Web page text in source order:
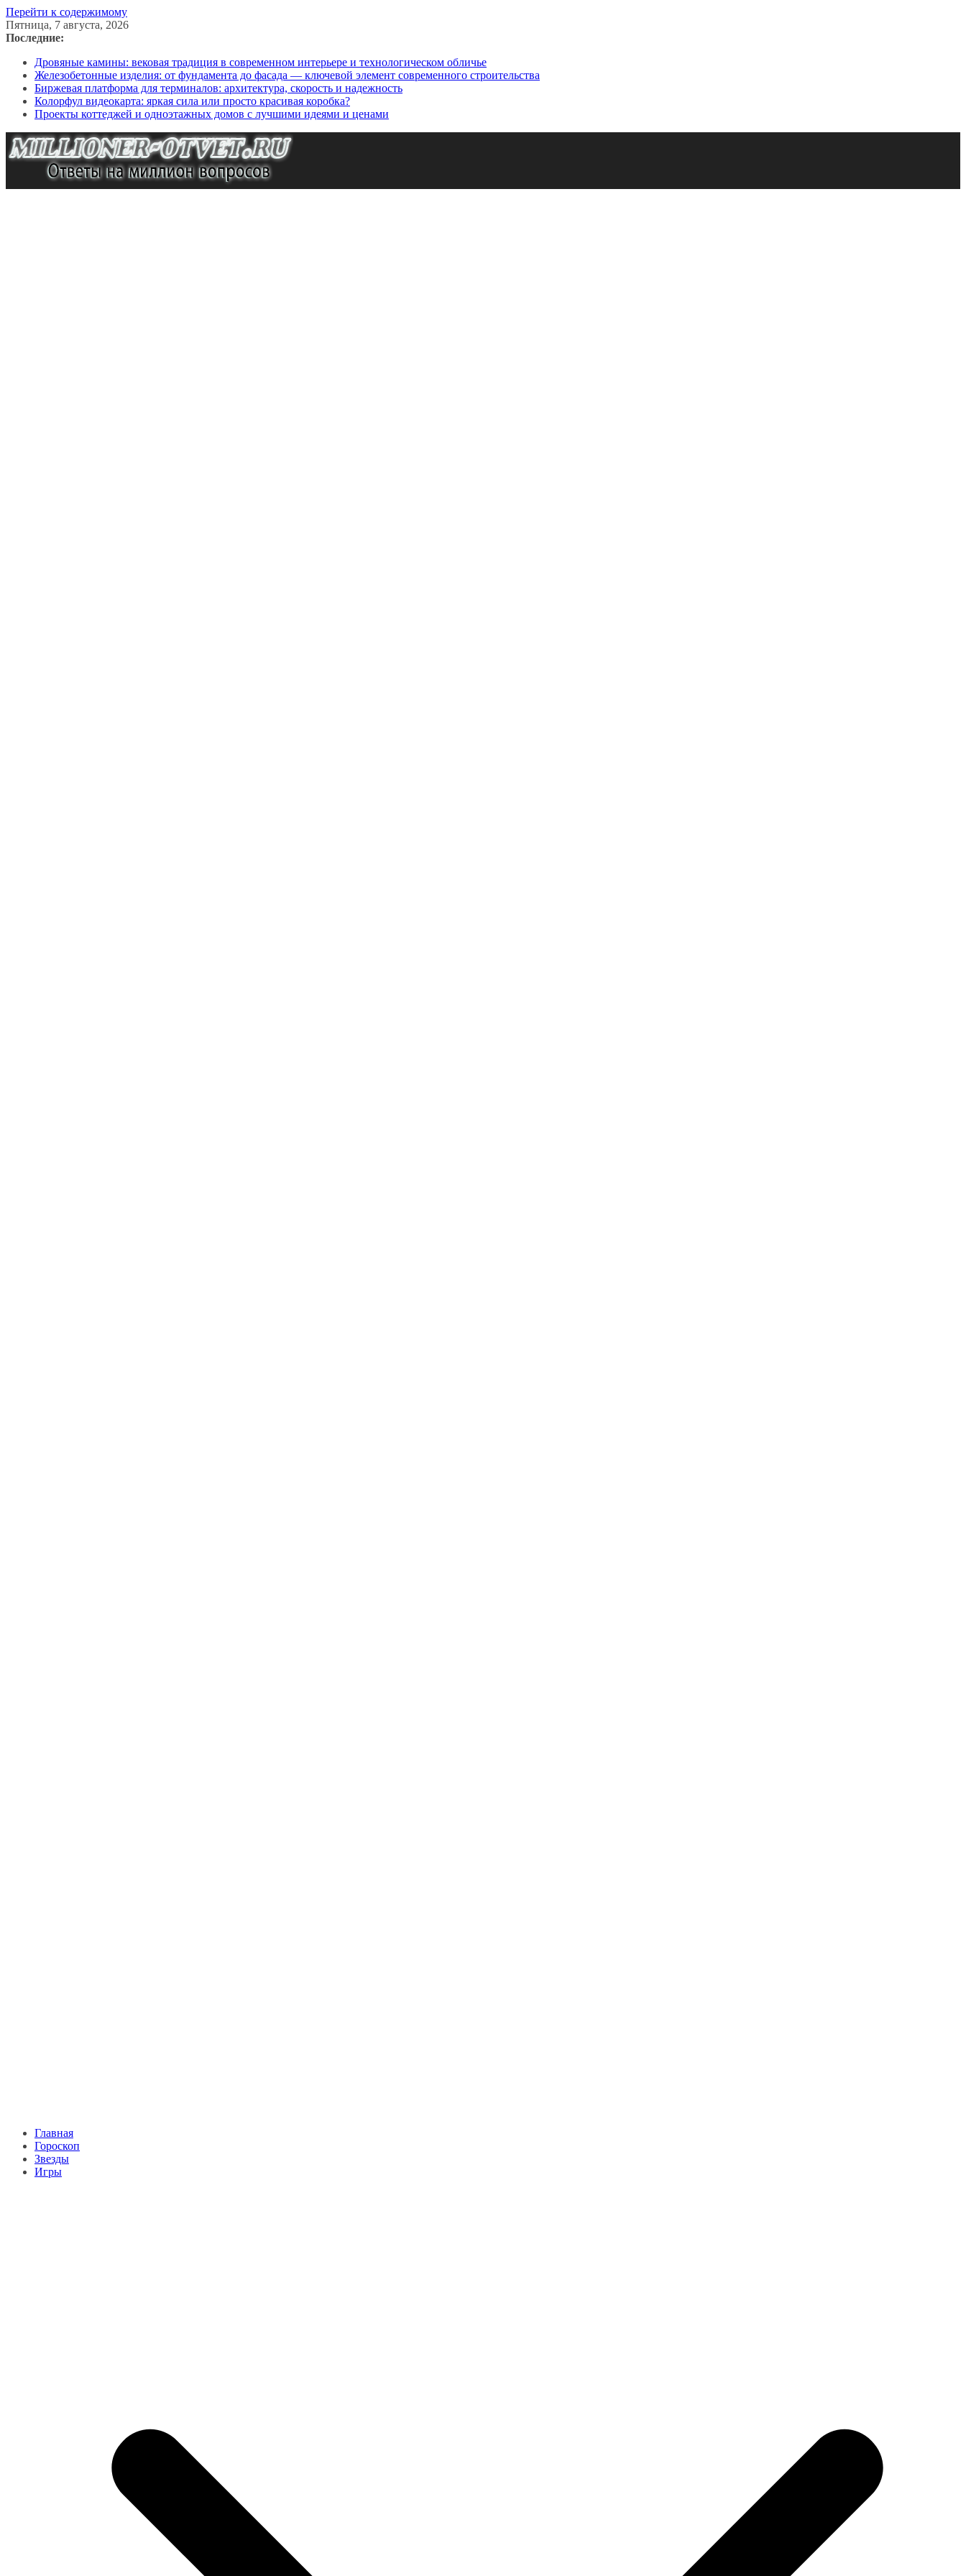
Перейти к содержимому
Пятница, 7 августа, 2026
Последние:
Дровяные камины: вековая традиция в современном интерьере и технологическом обличье
Железобетонные изделия: от фундамента до фасада — ключевой элемент современного строительства
Биржевая платформа для терминалов: архитектура, скорость и надежность
Колорфул видеокарта: яркая сила или просто красивая коробка?
Проекты коттеджей и одноэтажных домов с лучшими идеями и ценами
Главная
Гороскоп
Звезды
Игры